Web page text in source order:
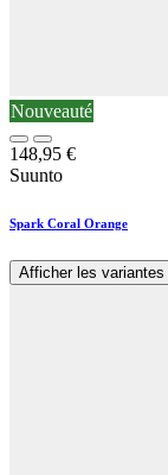
Nouveauté
148,95 €
Suunto
Spark Coral Orange
Afficher les variantes